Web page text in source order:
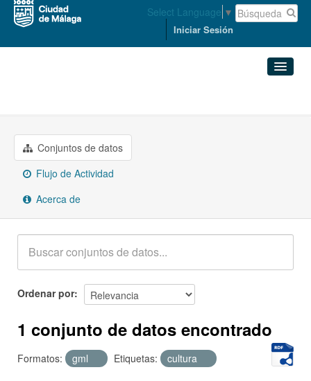
Select Language ▼
Iniciar Sesión
Organizaciones
Grupos
Acerca de
Conjuntos de datos
Flujo de Actividad
Acerca de
Ordenar por
1 conjunto de datos encontrado
Formatos: gml Etiquetas: cultura